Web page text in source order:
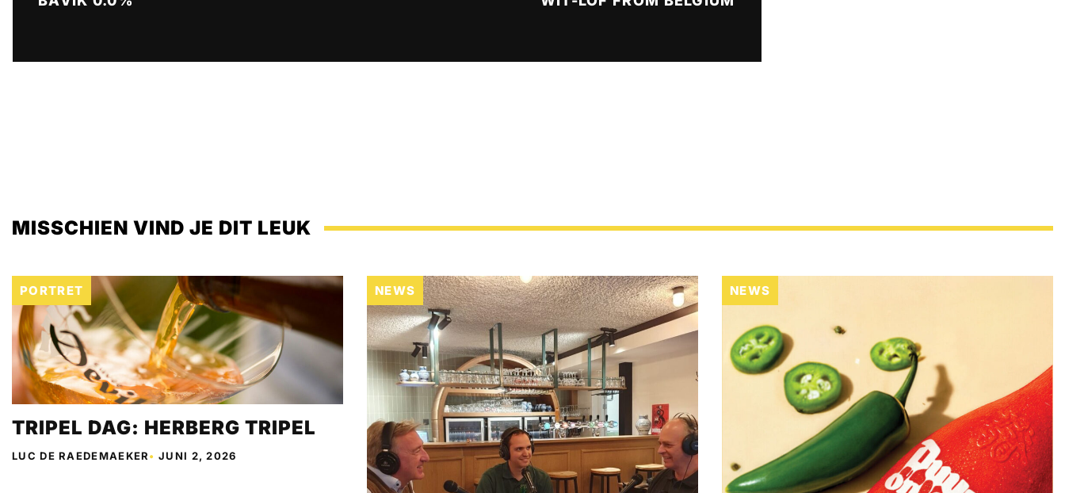
MISSCHIEN VIND JE DIT LEUK
PORTRET
TRIPEL DAG: HERBERG TRIPEL
LUC DE RAEDEMAEKER•JUNI 2, 2026
NEWS NEWS